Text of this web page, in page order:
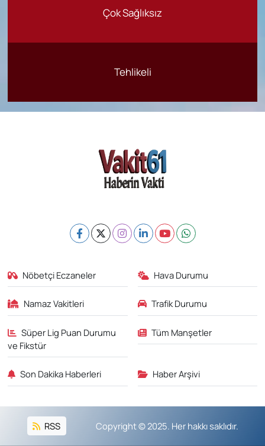
Çok Sağlıksız
Tehlikeli
Nöbetçi Eczaneler Hava Durumu
Namaz Vakitleri Trafik Durumu
Süper Lig Puan Durumu
ve Fikstür
Tüm Manşetler
Son Dakika Haberleri Haber Arşivi
RSS Copyright © 2025. Her hakkı saklıdır.